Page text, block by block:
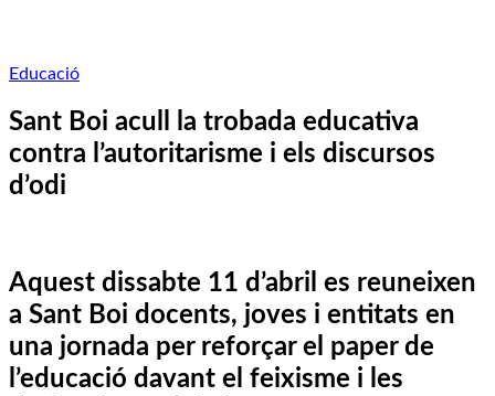
Educació
Sant Boi acull la trobada educativa
contra l’autoritarisme i els discursos
d’odi
Aquest dissabte 11 d’abril es reuneixen
a Sant Boi docents, joves i entitats en
una jornada per reforçar el paper de
l’educació davant el feixisme i les